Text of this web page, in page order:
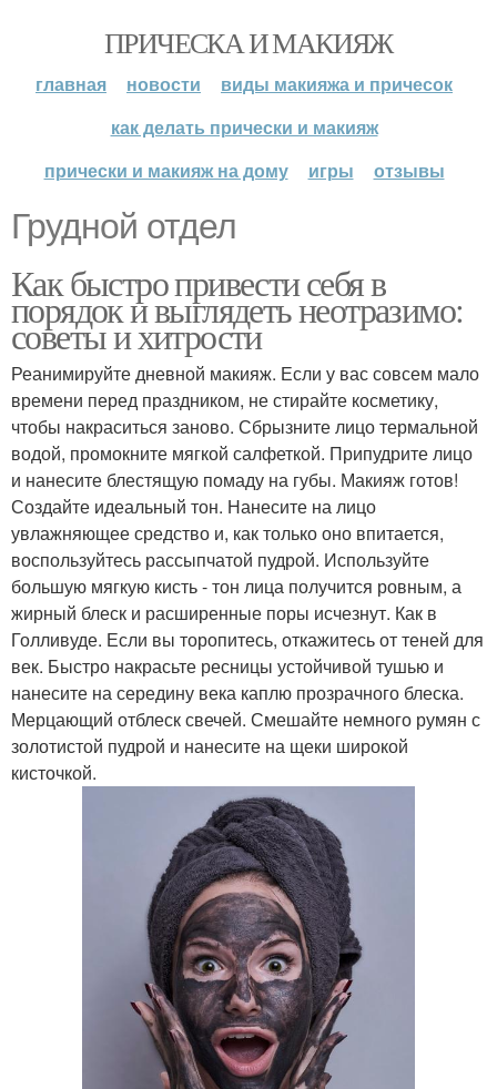
ПРИЧЕСКА И МАКИЯЖ
главная новости
виды макияжа и причесок
как делать прически и макияж
прически и макияж на дому
игры отзывы
Грудной отдел
Как быстро привести себя в
порядок и выглядеть неотразимо:
советы и хитрости
Реанимируйте дневной макияж. Если у вас совсем мало
времени перед праздником, не стирайте косметику,
чтобы накраситься заново. Сбрызните лицо термальной
водой, промокните мягкой салфеткой. Припудрите лицо
и нанесите блестящую помаду на губы. Макияж готов!
Создайте идеальный тон. Нанесите на лицо
увлажняющее средство и, как только оно впитается,
воспользуйтесь рассыпчатой пудрой. Используйте
большую мягкую кисть - тон лица получится ровным, а
жирный блеск и расширенные поры исчезнут. Как в
Голливуде. Если вы торопитесь, откажитесь от теней для
век. Быстро накрасьте ресницы устойчивой тушью и
нанесите на середину века каплю прозрачного блеска.
Мерцающий отблеск свечей. Смешайте немного румян с
золотистой пудрой и нанесите на щеки широкой
кисточкой.